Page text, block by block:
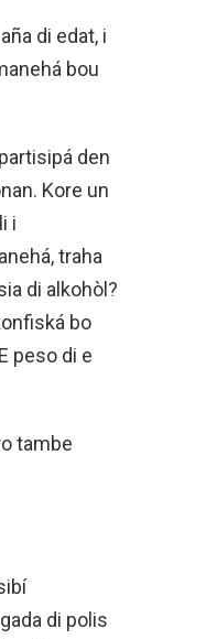
di edat, i
bou
den
Kore un
i
traha
di alkohòl?
bo
peso di e
tambe
di polis